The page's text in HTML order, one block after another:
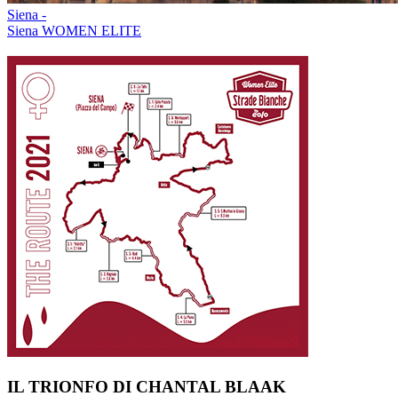
Siena -
Siena WOMEN ELITE
IL TRIONFO DI CHANTAL BLAAK